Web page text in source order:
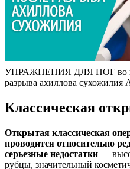
УПРАЖНЕНИЯ ДЛЯ НОГ во
разрыва ахиллова сухожилия
Классическая
Открытая классическая
проводится относительно
серьезные недостатки —
рубцы, значительный